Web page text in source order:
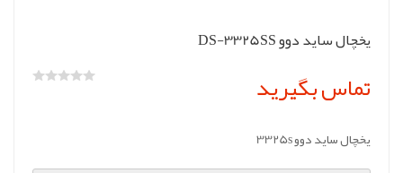
یخچال ساید دوو DS-3325SS
تماس بگیرید
یخچال ساید دوو 3325s